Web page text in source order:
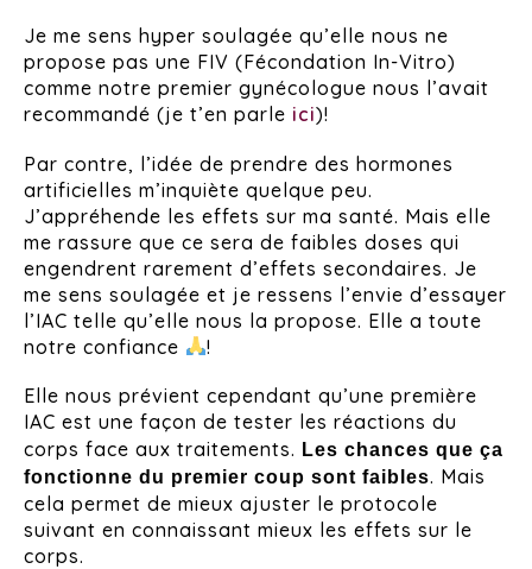
Je me sens hyper soulagée qu’elle nous ne
propose pas une FIV (Fécondation In-Vitro)
comme notre premier gynécologue nous l’avait
recommandé (je t’en parle ici)!
Par contre, l’idée de prendre des hormones
artificielles m’inquiète quelque peu.
J’appréhende les effets sur ma santé. Mais elle
me rassure que ce sera de faibles doses qui
engendrent rarement d’effets secondaires. Je
me sens soulagée et je ressens l’envie d’essayer
l’IAC telle qu’elle nous la propose. Elle a toute
notre confiance
!
Elle nous prévient cependant qu’une première
IAC est une façon de tester les réactions du
corps face aux traitements. Les chances que ça
fonctionne du premier coup sont faibles. Mais
cela permet de mieux ajuster le protocole
suivant en connaissant mieux les effets sur le
corps.